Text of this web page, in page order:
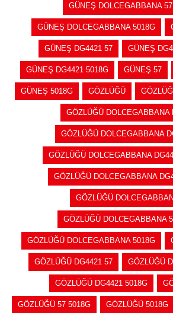
GÜNEŞ DOLCEGABBANA
GÜNEŞ DOLCEGABBANA 5018G
GÜNEŞ DG4421 57 GÜNEŞ
GÜNEŞ DG4421 5018G GÜNEŞ 57
GÜNEŞ 5018G GÖZLÜĞÜ
GÖZLÜĞÜ DOLCEGABBANA
GÖZLÜĞÜ DOLCEGABBANA
GÖZLÜĞÜ DOLCEGABBANA
GÖZLÜĞÜ DOLCEGABBANA
GÖZLÜĞÜ
GÖZLÜĞÜ DOLCEGABBANA
GÖZLÜĞÜ DOLCEGABBANA 5018G
GÖZLÜĞÜ DG4421 57 GÖZLÜĞÜ
GÖZLÜĞÜ DG4421 5018G
GÖZLÜĞÜ 57 5018G GÖZLÜĞÜ 5018G